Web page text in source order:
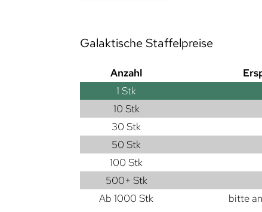
Galaktische Staffelpreise
Anzahl
1 Stk
10 Stk
30 Stk
50 Stk
100 Stk
500+ Stk
Ab 1000 Stk
bitte